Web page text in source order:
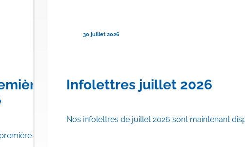
TRYNGOLZA® pour le
du régime public d’assurance médicaments.
province canadienne à offrir
province canadienne à inscrire…
30 juillet 2026
Infolettres juillet 2026
Nos infolettres de juillet 2026 sont maintenant